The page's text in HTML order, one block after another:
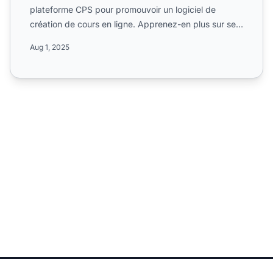
plateforme CPS pour promouvoir un logiciel de
création de cours en ligne. Apprenez-en plus sur ses
Aug 1, 2025